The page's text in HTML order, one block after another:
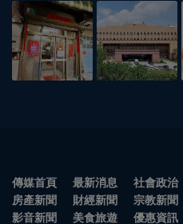
傳媒首頁 最新消息 社會政治
房產新聞
財經新聞 宗教新聞
影音新聞
美食旅遊 優惠資訊